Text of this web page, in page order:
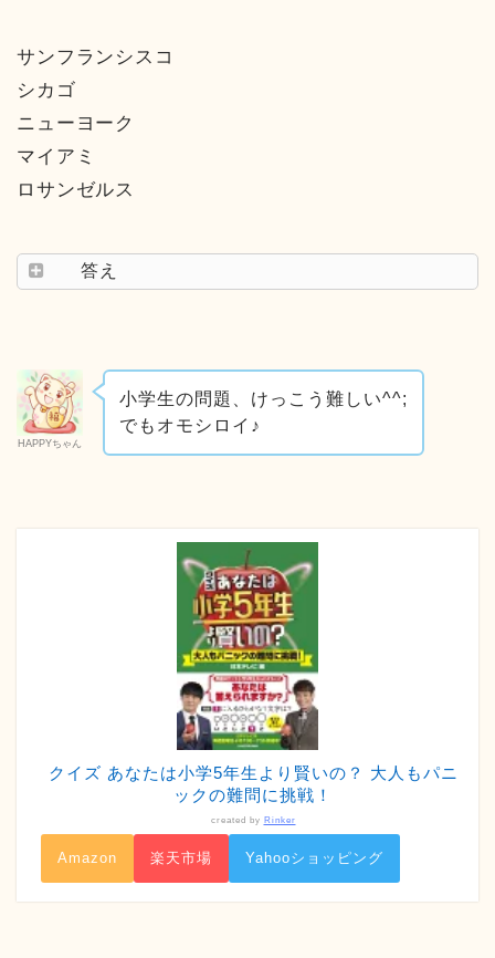
サンフランシスコ
シカゴ
ニューヨーク
マイアミ
ロサンゼルス
答え
HAPPYちゃん
小学生の問題、けっこう難しい^^;
でもオモシロイ♪
クイズ あなたは小学5年生より賢いの？ 大人もパニ
ックの難問に挑戦！
created by Rinker
Amazon 楽天市場 Yahooショッピング